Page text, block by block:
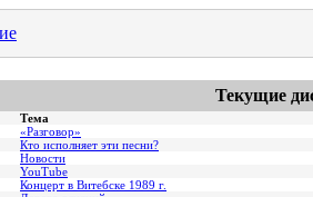
Текущие
Тема
«Разговор»
Кто исполняет эти песни?
Новости
YouTube
Концерт в Витебске 1989 г.